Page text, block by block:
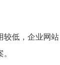
较低，企业网站